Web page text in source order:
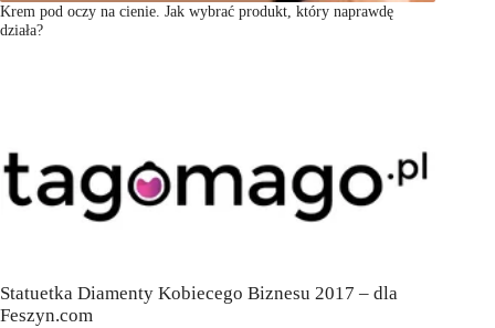
Krem pod oczy na cienie. Jak wybrać produkt, który naprawdę
działa?
Statuetka Diamenty Kobiecego Biznesu 2017 – dla
Feszyn.com